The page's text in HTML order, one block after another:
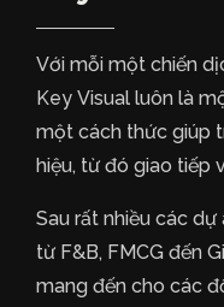
Với mỗi một chiến
Key Visual luôn là
một cách thức giúp
hiệu, từ đó giao tiếp
Sau rất nhiều các
từ F&B, FMCG đến
mang đến cho các